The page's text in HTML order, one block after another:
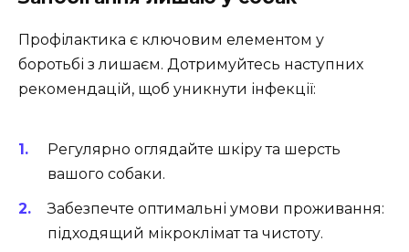
Профілактика є ключовим елементом у
боротьбі з лишаєм. Дотримуйтесь наступних
рекомендацій, щоб уникнути інфекції:
Регулярно оглядайте шкіру та шерсть
вашого собаки.
Забезпечте оптимальні умови проживання:
підходящий мікроклімат та чистоту.